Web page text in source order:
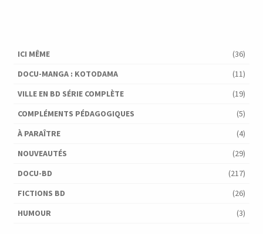
ICI MÊME
(36)
DOCU-MANGA : KOTODAMA
(11)
VILLE EN BD SÉRIE COMPLÈTE
(19)
COMPLÉMENTS PÉDAGOGIQUES
(5)
À PARAÎTRE
(4)
NOUVEAUTÉS
(29)
DOCU-BD
(217)
FICTIONS BD
(26)
HUMOUR
(3)